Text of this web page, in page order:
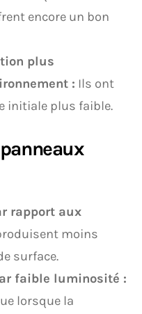
encore un bon
plus
: Ils ont
initiale plus faible.
rapport aux
moins
surface.
faible luminosité :
lorsque la